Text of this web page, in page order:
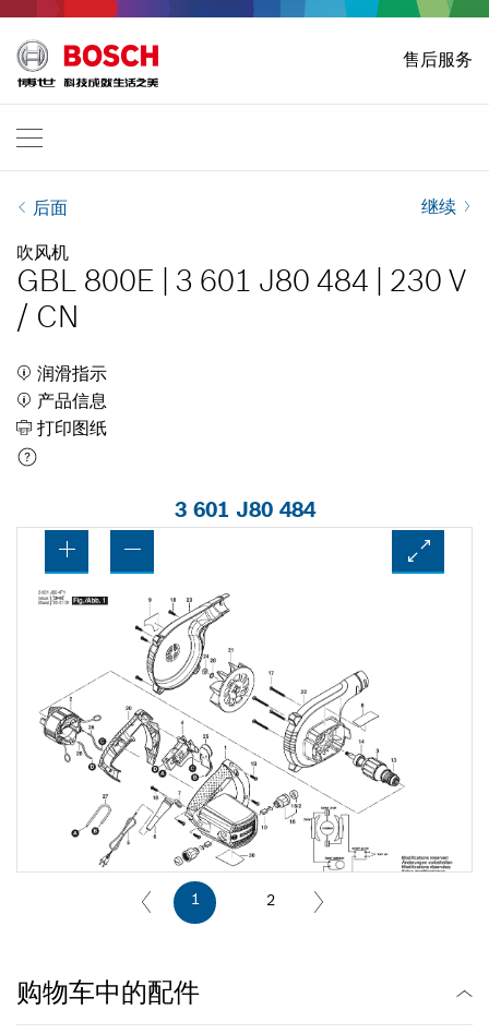
售后服务
Bosch Professional
联系我们
EN | English
后面 继续
吹风机
GBL 800E 3 601 J80 484 230 V
/ CN
润滑指示
产品信息
打印图纸
3 601 J80 484
1 2
购物车中的配件